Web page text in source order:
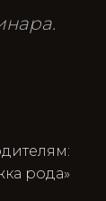
рода»